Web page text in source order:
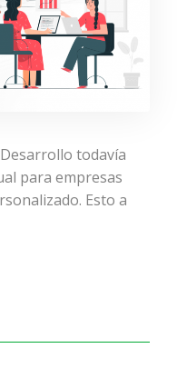
todavía
para empresas
Esto a